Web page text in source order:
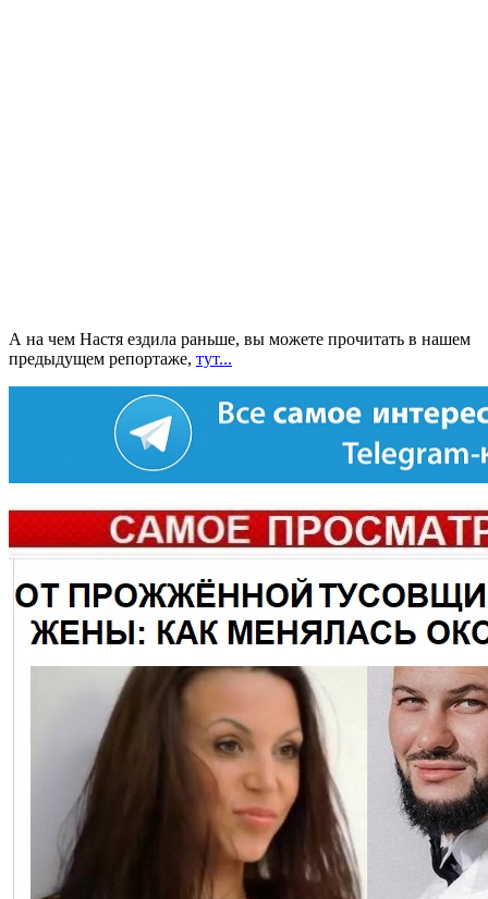
А на чем Настя ездила раньше, вы можете прочитать в нашем
предыдущем репортаже, тут...